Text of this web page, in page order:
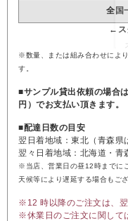
全国
※数量、または組み合わせによ
す。
■サンプル貸出依頼の場合
円）でお支払い頂きます。
■配達日数の目安
翌日着地域：東北（青森県
翌々日着地域：北海道・青
※当店、営業日の昼12時までに
天候等により遅延する場合もござ
※12 時以降のご注文は、翌
※休業日のご注文に関して